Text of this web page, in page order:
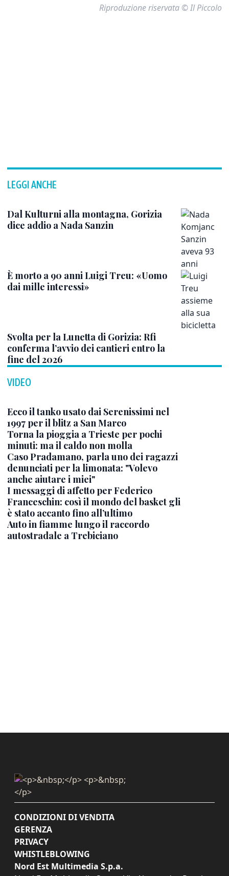
Riproduzione riservata © Il Piccolo
LEGGI ANCHE
Dal Kulturni alla montagna, Gorizia
dice addio a Nada Sanzin
È morto a 90 anni Luigi Treu: «Uomo
dai mille interessi»
Svolta per la Lunetta di Gorizia: Rfi
conferma l’avvio dei cantieri entro la
fine del 2026
VIDEO
Ecco il tanko usato dai Serenissimi nel
1997 per il blitz a San Marco
Torna la pioggia a Trieste per pochi
minuti: ma il caldo non molla
Caso Pradamano, parla uno dei ragazzi
denunciati per la limonata: "Volevo
anche aiutare i miei"
I messaggi di affetto per Federico
Franceschin: così il mondo del basket gli
è stato accanto fino all’ultimo
Auto in fiamme lungo il raccordo
autostradale a Trebiciano
CONDIZIONI DI VENDITA
GERENZA
PRIVACY
WHISTLEBLOWING
Nord Est Multimedia S.p.a.